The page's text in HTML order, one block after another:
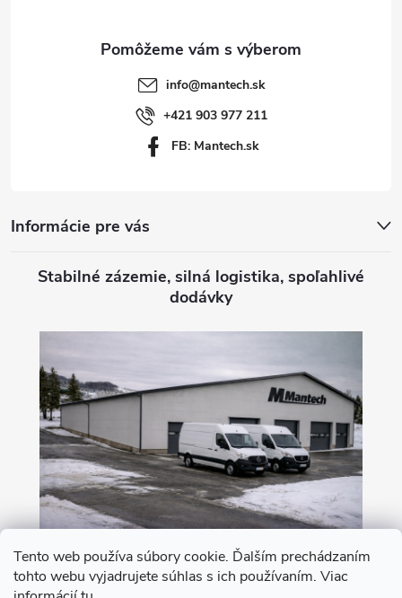
Tento web používa súbory cookie. Ďalším prechádzaním
tohto webu vyjadrujete súhlas s ich používaním. Viac
info@mantech.sk
+421 903 977 211
FB: Mantech.sk
Informácie pre vás
Stabilné zázemie, silná logistika, spoľahlivé
dodávky
Nákup na leasing s 0% akontáciou